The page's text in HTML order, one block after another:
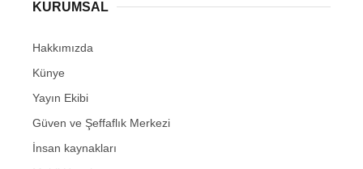
KURUMSAL
Hakkımızda
Künye
Yayın Ekibi
Güven ve Şeffaflık Merkezi
İnsan kaynakları